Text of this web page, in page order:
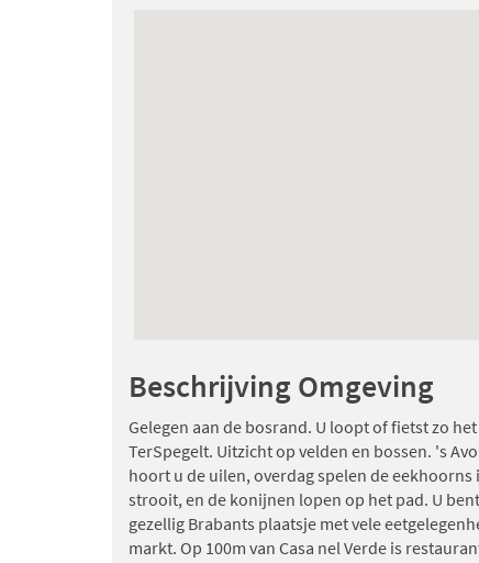
Beschrijving Omgeving
Gelegen aan de bosrand. U loopt of fietst zo
TerSpegelt. Uitzicht op velden en bossen. 's
hoort u de uilen, overdag spelen de
strooit, en de konijnen lopen op het pad. U
gezellig Brabants plaatsje met vele
markt. Op 100m van Casa nel Verde is